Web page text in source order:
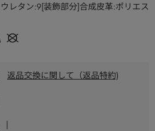
レタン:9[装飾部分]合成皮革:ポリエス
返品交換に関して（返品特約)
|